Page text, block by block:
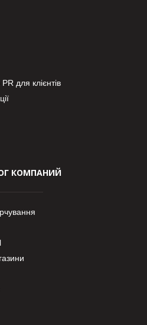
для клієнтів
КОМПАНИЙ